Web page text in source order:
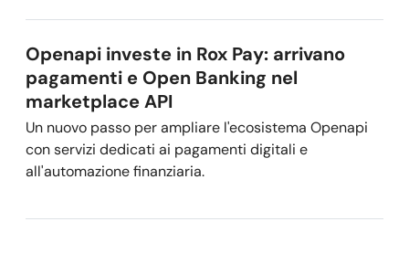
Openapi investe in Rox Pay: arrivano
pagamenti e Open Banking nel
marketplace API
Un nuovo passo per ampliare l'ecosistema Openapi
con servizi dedicati ai pagamenti digitali e
all'automazione finanziaria.